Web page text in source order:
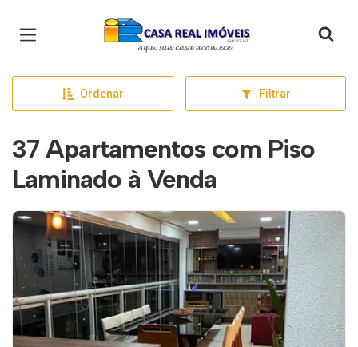
Página inicial
Ordenar Filtrar
37 Apartamentos com Piso
Laminado à Venda